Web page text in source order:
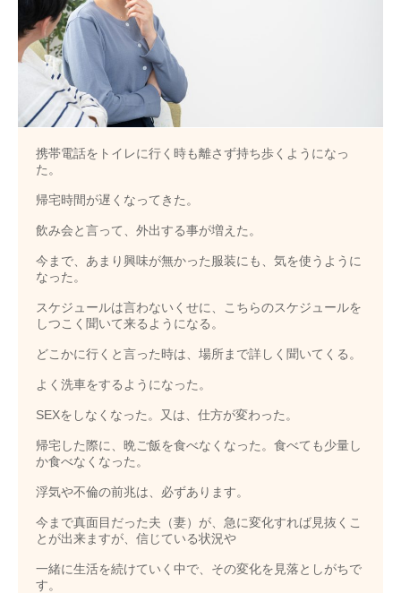
携帯電話をトイレに行く時も離さず持ち歩くようになっ
た。
帰宅時間が遅くなってきた。
飲み会と言って、外出する事が増えた。
今まで、あまり興味が無かった服装にも、気を使うように
なった。
スケジュールは言わないくせに、こちらのスケジュールを
しつこく聞いて来るようになる。
どこかに行くと言った時は、場所まで詳しく聞いてくる。
よく洗車をするようになった。
SEXをしなくなった。又は、仕方が変わった。
帰宅した際に、晩ご飯を食べなくなった。食べても少量し
か食べなくなった。
浮気や不倫の前兆は、必ずあります。
今まで真面目だった夫（妻）が、急に変化すれば見抜くこ
とが出来ますが、信じている状況や
一緒に生活を続けていく中で、その変化を見落としがちで
す。